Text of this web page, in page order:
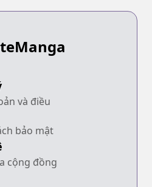
và điều
bảo mật
cộng đồng